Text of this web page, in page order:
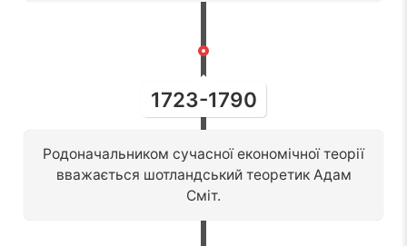
1723-1790
Родоначальником сучасної економічної теорії
вважається шотландський теоретик Адам
Сміт.